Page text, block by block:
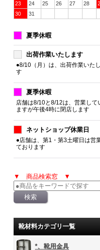
23
24 25 26 27 28
30
31
夏季休暇
出荷作業いたします
●8/10（月）は、出荷作業いた
す
夏季休暇
店舗は8/10と8/12は、営業して
ますが午後4時に閉店します
ネットショップ休業日
●店舗は、第1・第3土曜日は営
ております
▼ 商品検索窓 ▼
靴材料カテゴリ一覧
*、靴用金具